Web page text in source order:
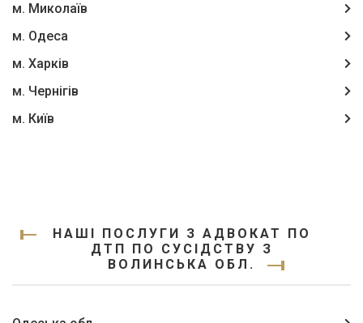
м. Миколаїв
м. Одеса
м. Харків
м. Чернігів
м. Київ
НАШІ ПОСЛУГИ З АДВОКАТ ПО
ДТП ПО СУСІДСТВУ З
ВОЛИНСЬКА ОБЛ.